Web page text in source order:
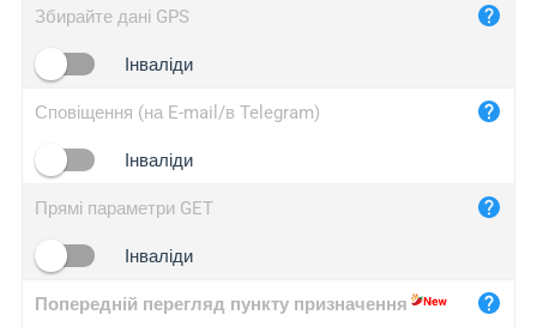
Збирайте дані GPS
Інваліди
Сповіщення (на E-mail/в Telegram)
Інваліди
Прямі параметри GET
Інваліди
Попередній перегляд пункту призначення